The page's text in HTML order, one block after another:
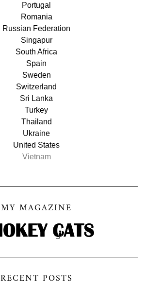
Portugal
Romania
Russian Federation
Singapur
South Africa
Spain
Sweden
Switzerland
Sri Lanka
Turkey
Thailand
Ukraine
United States
Vietnam
MY MAGAZINE
RECENT POSTS